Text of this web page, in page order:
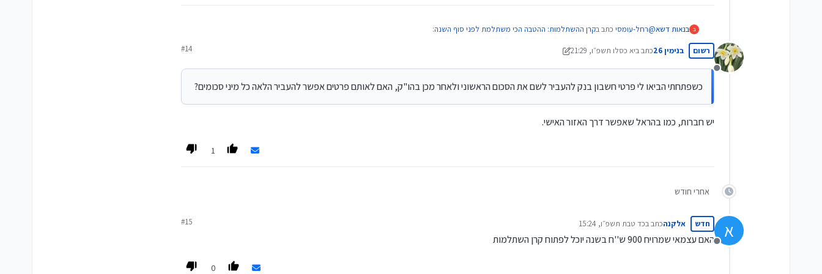
ב בנאות דשא@רחל-עומסי כתב בקרן ההשתלמות: ההטבה הכי משתלמת לפני סוף השנה:
במהלך השנה, כשנכנסים כספים חד פעמיים שלא מיועדים לצריכה שוטפת מפקידים אותם לקרן השתלמות.
איך עושים את זה?
כשפתחתי הביאו לי פרטי חשבון בנק להעביר לשם את הסכום הראשוני ולאחר מכן בהו"ק, האם לאותם פרטים אפשר להעביר הלאה כל מיני סכומים?
מנותק
רשום בנימין 26 כתב ביא כסלו תשפ״ו, 21:29
נערך לאחרונה על ידי בנימין 26
#14
כשפתחתי הביאו לי פרטי חשבון בנק להעביר לשם את הסכום הראשוני ולאחר מכן בהו"ק, האם לאותם פרטים אפשר להעביר הלאה כל מיני סכומים?
יש חברות, כמו בהראל שאפשר דרך האזור האישי.
1
אחרי חודש
א
מנותק
חדש אלקנהכתב בכד טבת תשפ״ו, 15:24
נערך לאחרונה על ידי
#15
האם עצמאי שמרויח 900 ש''ח בשנה יוכל לפתוח קרן השתלמות
0